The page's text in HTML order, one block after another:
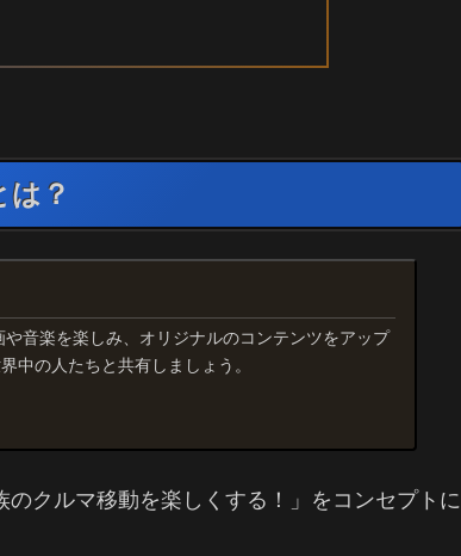
？
音楽を楽しみ、オリジナルのコンテンツをアップ
中の人たちと共有しましょう。
クルマ移動を楽しくする！」をコンセプトに